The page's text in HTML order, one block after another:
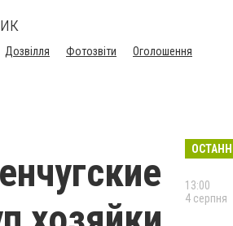
Дозвілля Фотозвіти
Оголошення
13:00
4 серпня